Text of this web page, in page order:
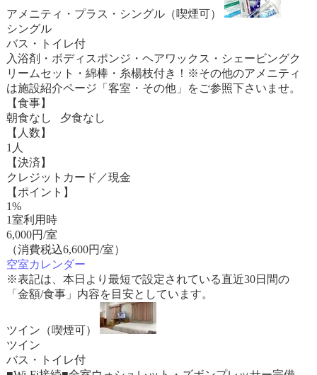
アメニティ・プラス・シングル（喫煙可）
シングル
バス・トイレ付
入浴剤・ボディスポンジ・ヘアワックス・シェービングク
リームセット・綿棒・糸楊枝付き！※その他のアメニティ
は施設紹介ページ「客室・その他」をご参照下さいませ。
【食事】
朝食なし 夕食なし
【人数】
1人
【決済】
クレジットカード／現金
【ポイント】
1%
1室利用時
6,000円/室
（消費税込6,600円/室）
空室カレンダー
※表記は、本日より最短で設定されている直近30日間の
「金額/食事」内容を目安としています。
ツイン（喫煙可）
ツイン
バス・トイレ付